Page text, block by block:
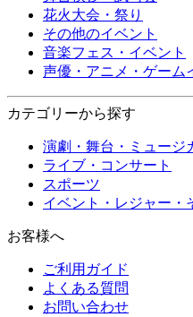
花火大会・祭り
その他のイベント
音楽フェス・イベント
声優・アニメ・ゲーム
カテゴリーから探す
演劇・舞台・ミュージ
ライブ・コンサート
スポーツ
イベント・レジャー・
お客様へ
ご利用ガイド
よくある質問
お問い合わせ